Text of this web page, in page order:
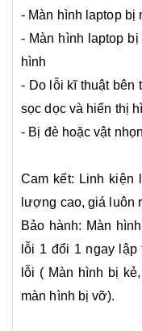
- Màn hình laptop bị
- Màn hình laptop
hình
- Do lỗi kĩ thuật bên
sọc dọc và hiển thị
- Bị đè hoặc vật
Cam kết: Linh kiện
lượng cao, giá luôn
Bảo hành: Màn
lỗi 1 đổi 1 ngay
lỗi ( Màn hình bị
màn hình bị vỡ).